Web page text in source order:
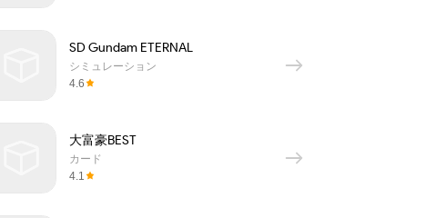
SD Gundam ETERNAL
シミュレーション
4.6
大富豪BEST
カード
4.1